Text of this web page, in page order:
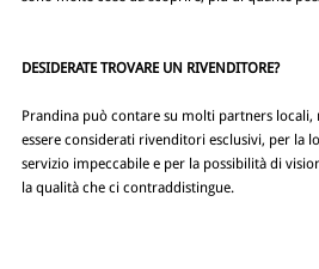
DESIDERATE TROVARE UN RIVENDITORE?
Prandina può contare su molti partners
essere considerati rivenditori esclusivi, per la
servizio impeccabile e per la possibilità di
la qualità che ci contraddistingue.